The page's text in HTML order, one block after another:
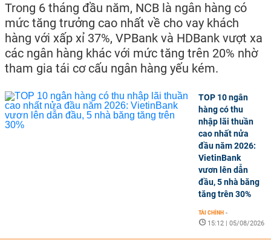
Trong 6 tháng đầu năm, NCB là ngân hàng có
mức tăng trưởng cao nhất về cho vay khách
hàng với xấp xỉ 37%, VPBank và HDBank vượt xa
các ngân hàng khác với mức tăng trên 20% nhờ
tham gia tái cơ cấu ngân hàng yếu kém.
TOP 10 ngân
hàng có thu
nhập lãi thuần
cao nhất nửa
đầu năm 2026:
VietinBank
vươn lên dẫn
đầu, 5 nhà băng
tăng trên 30%
TÀI CHÍNH -
15:12 | 05/08/2026